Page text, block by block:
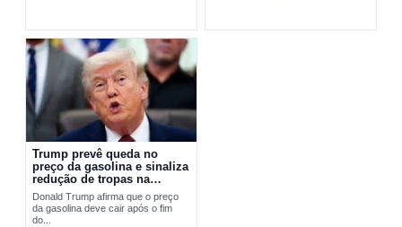
Trump prevê queda no
preço da gasolina e sinaliza
redução de tropas na
Europa
Donald Trump afirma que o preço
da gasolina deve cair após o fim
do...